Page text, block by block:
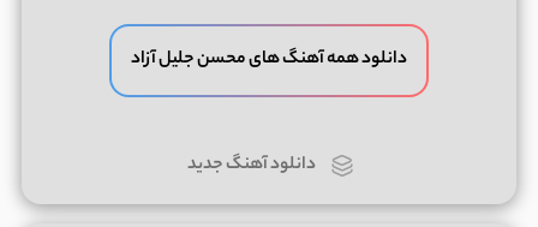
دانلود همه آهنگ های محسن جلیل آزاد
دانلود آهنگ جدید